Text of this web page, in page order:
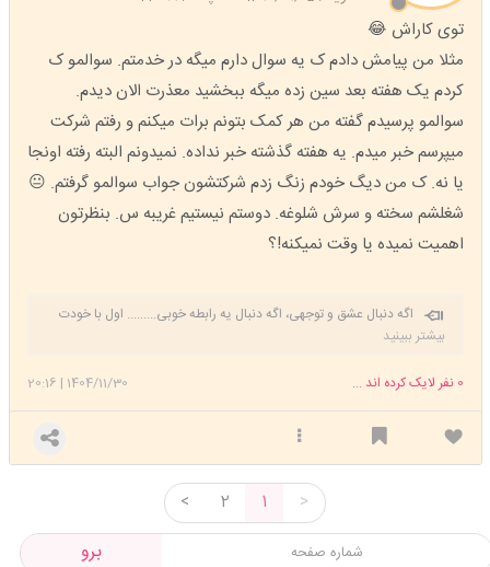
توی کاراش 😂
مثلا من پیامش دادم ک یه سوال دارم میگه در خدمتم. سوالمو ک
کردم یک هفته بعد سین زده میگه ببخشید معذرت الان دیدم.
سوالمو پرسیدم گفته من هر کمک بتونم برات میکنم و رفتم شرکت
میپرسم خبر میدم. یه هفته گذشته خبر نداده. نمیدونم البته رفته اونجا
یا نه. ک من دیگ خودم زنگ زدم شرکتشون جواب سوالمو گرفتم. 😐
شغلشم سخته و سرش شلوغه. دوستم نیستیم غریبه س. بنظرتون
اهمیت نمیده یا وقت نمیکنه!؟
اگه دنبال عشق و توجهی، اگه دنبال یه رابطه خوبی......... اول با خودت
وارد رابطه عاشقانه شو. خودتو بغل کن، به خودت اهمیت بده، برا خودت
خودت عاشق خودت بشی ❤️😊❤️
بیشتر ببینید
1404/11/30
|
20:16 0 نفر لایک کرده اند ...
>
1
2
<
برو